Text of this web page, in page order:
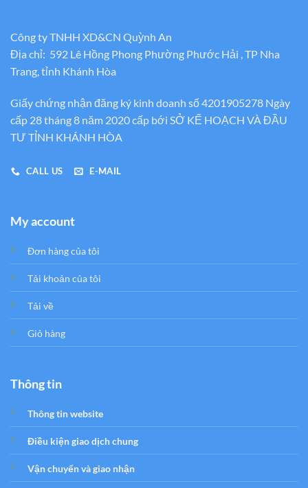
Công ty TNHH XD&CN Quỳnh An
Địa chỉ: 592 Lê Hồng Phong Phường Phước Hải , TP Nha
Trang, tỉnh Khánh Hòa
Giấy chứng nhận đăng ký kinh doanh số 4201905278 Ngày
cấp 28 tháng 8 năm 2020 cấp bới SỞ KẾ HOẠCH VÀ ĐẦU
TƯ TỈNH KHÁNH HÒA
CALL US E-MAIL
My account
Đơn hàng của tôi
Tải khoản của tôi
Tải về
Giỏ hàng
Thông tin
Thông tin website
Điều kiện giao dịch chung
Vận chuyển và giao nhận